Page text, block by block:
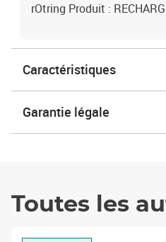
rOtring Produit :
Caractéristiques
Garantie légale
Toutes les